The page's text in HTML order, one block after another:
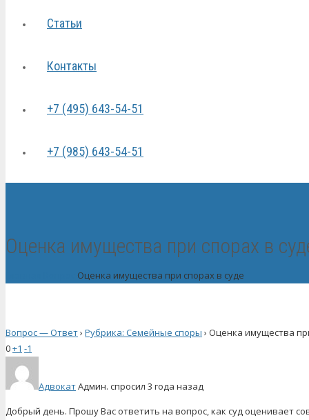
Статьи
Контакты
+7 (495) 643-54-51
+7 (985) 643-54-51
Оценка имущества при спорах в
Оценка имущества при спорах в суде
Вопрос — Ответ› Рубрика: Семейные споры › Оценка имущества
0+1 -1
АдвокатАдмин. спросил 3 года назад
Добрый день. Прошу Вас ответить на вопрос, как суд оценивает